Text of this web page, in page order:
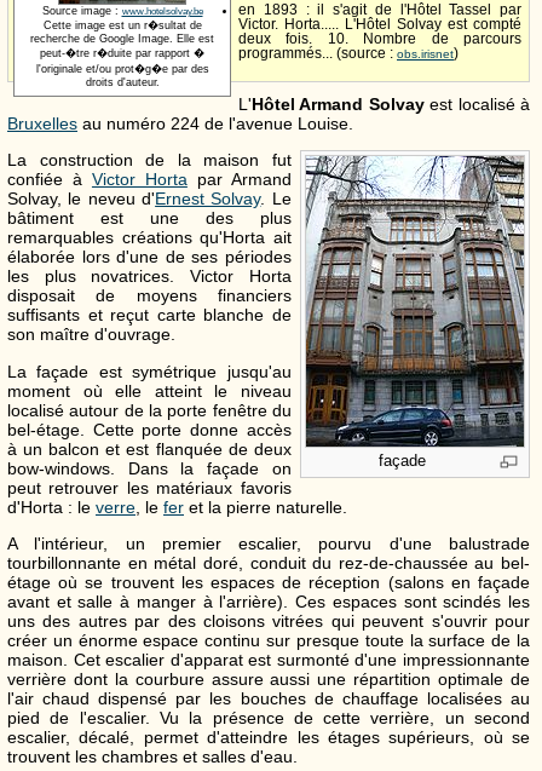
Source image : www.hotelsolvay.be
Cette image est un r�sultat de
recherche de Google Image. Elle est
peut-�tre r�duite par rapport �
l'originale et/ou prot�g�e par des
droits d'auteur.
en 1893 : il s'agit de l'Hôtel Tassel par
Victor. Horta..... L'Hôtel Solvay est compté
deux fois. 10. Nombre de parcours
programmés... (source : obs.irisnet)
L'Hôtel Armand Solvayest localisé à
Bruxelles au numéro 224 de l'avenue Louise.
façade
La construction de la maison fut
confiée à Victor Hortapar Armand
Solvay, le neveu d'Ernest Solvay. Le
bâtiment est une des plus
remarquables créations qu'Horta ait
élaborée lors d'une de ses périodes
les plus novatrices. Victor Horta
disposait de moyens financiers
suffisants et reçut carte blanche de
son maître d'ouvrage.
La façade est symétrique jusqu'au
moment où elle atteint le niveau
localisé autour de la porte fenêtre du
bel-étage. Cette porte donne accès
à un balcon et est flanquée de deux
bow-windows. Dans la façade on
peut retrouver les matériaux favoris
d'Horta : le verre , le fer et la pierre naturelle.
A l'intérieur, un premier escalier, pourvu d'une balustrade
tourbillonnante en métal doré, conduit du rez-de-chaussée au bel-
étage où se trouvent les espaces de réception (salons en façade
avant et salle à manger à l'arrière). Ces espaces sont scindés les
uns des autres par des cloisons vitrées qui peuvent s'ouvrir pour
créer un énorme espace continu sur presque toute la surface de la
maison. Cet escalier d'apparat est surmonté d'une impressionnante
verrière dont la courbure assure aussi une répartition optimale de
l'air chaud dispensé par les bouches de chauffage localisées au
pied de l'escalier. Vu la présence de cette verrière, un second
escalier, décalé, permet d'atteindre les étages supérieurs, où se
trouvent les chambres et salles d'eau.